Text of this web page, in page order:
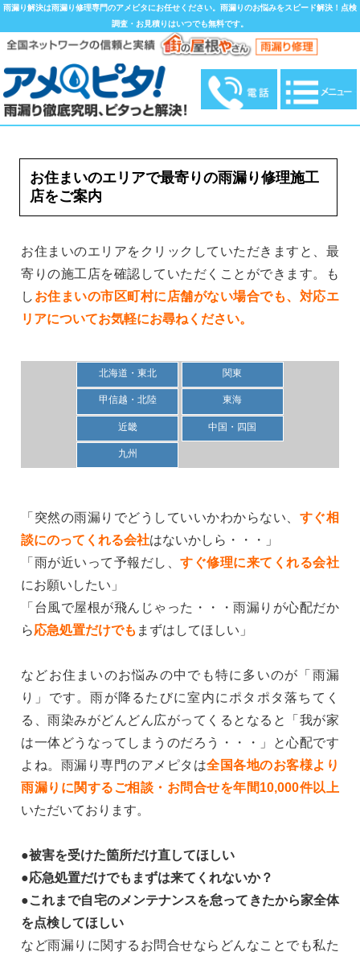
雨漏り解決は雨漏り修理専門のアメピタにお任せください。雨漏りのお悩みをスピード解決！点検
調査・お見積りはいつでも無料です。
お住まいのエリアで最寄りの雨漏り修理施工
店をご案内
お住まいのエリアをクリックしていただきますと、最
寄りの施工店を確認していただくことができます。も
し お住まいの市区町村に店舗がない場合でも、対応エ
リアについてお気軽にお尋ねください。
北海道・東北 関東
甲信越・北陸 東海
近畿 中国・四国
九州
「突然の雨漏りでどうしていいかわからない、 すぐ相
談にのってくれる会社はないかしら・・・」
「雨が近いって予報だし、すぐ修理に来てくれる会社
にお願いしたい」
「台風で屋根が飛んじゃった・・・雨漏りが心配だか
ら応急処置だけでも まずはしてほしい」
などお住まいのお悩みの中でも特に多いのが「雨漏
り」です。雨が降るたびに室内にポタポタ落ちてく
る、雨染みがどんどん広がってくるとなると「我が家
は一体どうなってしまうのだろう・・・」と心配です
よね。雨漏り専門のアメピタは全国各地のお客様より
雨漏りに関するご相談・お問合せを年間10,000件以上
いただいております。
●被害を受けた箇所だけ直してほしい
●応急処置だけでもまずは来てくれないか？
●これまで自宅のメンテナンスを怠ってきたから家全体
を点検してほしい
など雨漏りに関するお問合せならどんなことでも私た